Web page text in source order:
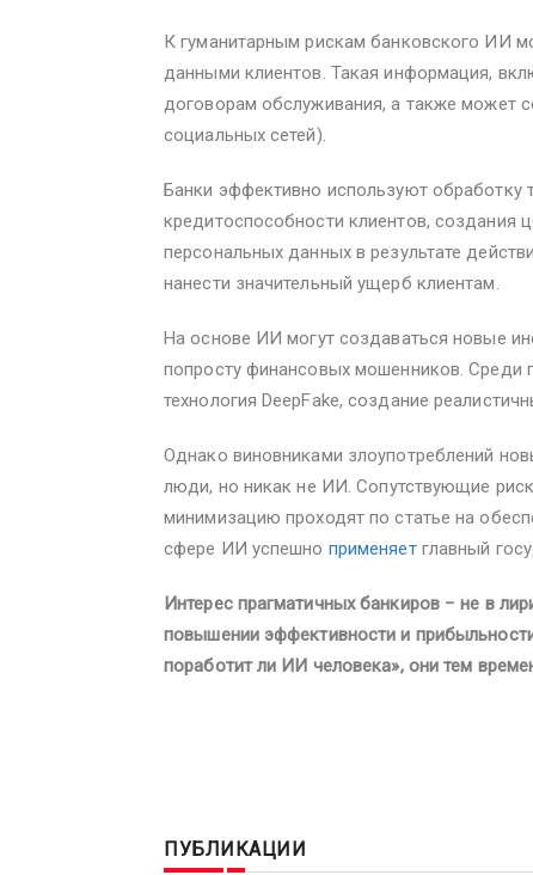
К гуманитарным рискам банковского ИИ
данными клиентов. Такая информация,
договорам обслуживания, а также может
социальных сетей).
Банки эффективно используют
кредитоспособности клиентов, создания
персональных данных в результате
нанести значительный ущерб клиентам.
На основе ИИ могут создаваться новые
попросту финансовых мошенников. Среди
технология DeepFake, создание
Однако виновниками злоупотреблений
люди, но никак не ИИ. Сопутствующие
минимизацию проходят по статье на
сфере ИИ успешно применяетглавный
Интерес прагматичных банкиров − не в
повышении эффективности и
поработит ли ИИ человека», они тем
ПУБЛИКАЦИИ